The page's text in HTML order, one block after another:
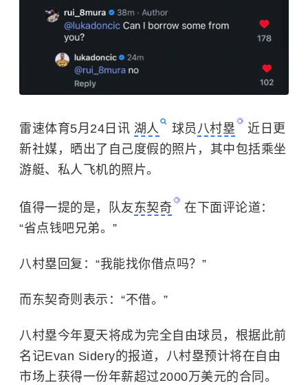
雷速体育5月24日讯 湖人 球员 八村塁
近日更
新社媒，晒出了自己度假的照片，其中包括乘坐
游艇、私人飞机的照片。
值得一提的是，队友东契奇
在下面评论道：
“省点钱吧兄弟。”
八村塁回复：“我能找你借点吗？”
而东契奇则表示：“不借。”
八村塁今年夏天将成为完全自由球员，根据此前
名记Evan Sidery的报道，八村塁预计将在自由
市场上获得一份年薪超过2000万美元的合同。